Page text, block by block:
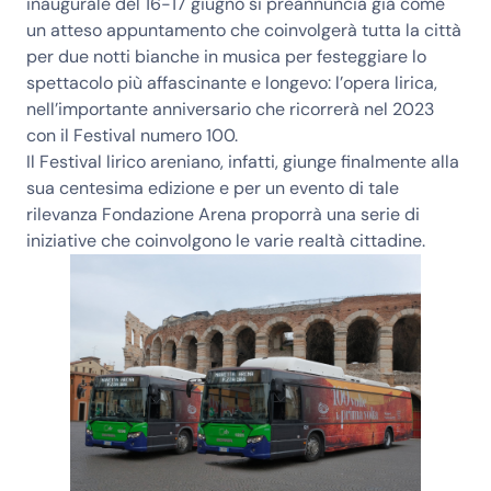
un atteso appuntamento che coinvolgerà tutta la città
per due notti bianche in musica per festeggiare lo
spettacolo più affascinante e longevo: l’opera lirica,
nell’importante anniversario che ricorrerà nel 2023
con il Festival numero 100.
Il Festival lirico areniano, infatti, giunge finalmente alla
sua centesima edizione e per un evento di tale
rilevanza Fondazione Arena proporrà una serie di
iniziative che coinvolgono le varie realtà cittadine.